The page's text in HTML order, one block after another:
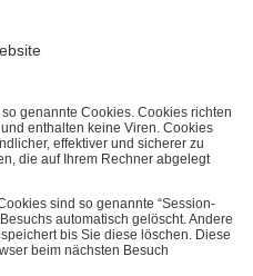
genannte Cookies. Cookies richten
enthalten keine Viren. Cookies
effektiver und sicherer zu
die auf Ihrem Rechner abgelegt
sind so genannte “Session-
automatisch gelöscht. Andere
bis Sie diese löschen. Diese
beim nächsten Besuch